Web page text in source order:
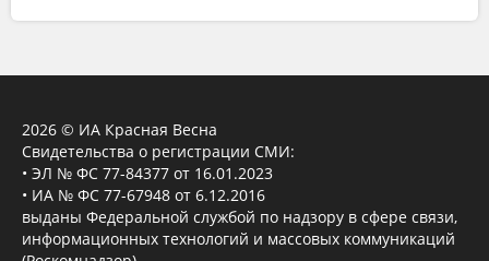
2026 © ИА Красная Весна
Свидетельства о регистрации СМИ:
• ЭЛ № ФС 77-84377 от 16.01.2023
• ИА № ФС 77-67948 от 6.12.2016
выданы Федеральной службой по надзору в сфере связи,
информационных технологий и массовых коммуникаций